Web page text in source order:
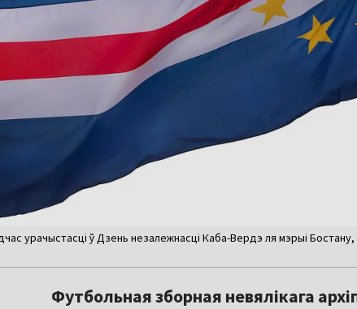
урачыстасці ў Дзень незалежнасці Каба-Вердэ ля мэрыі
Футбольная зборная невялікага